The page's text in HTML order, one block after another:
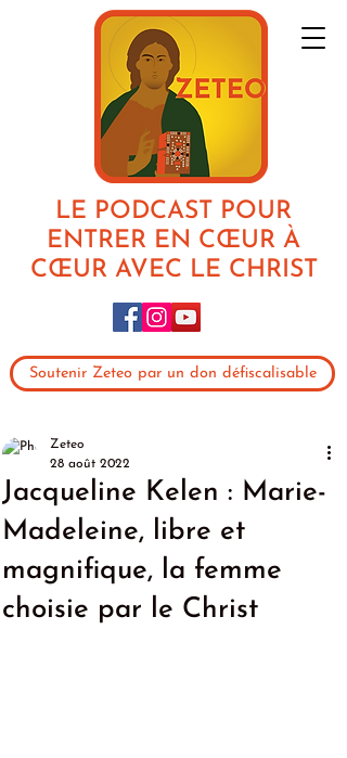
LE PODCAST POUR
ENTRER EN CŒUR À
CŒUR AVEC LE CHRIST
Soutenir Zeteo par un don défiscalisable
Jacqueline Kelen : Marie-
Madeleine, libre et
magnifique, la femme
choisie par le Christ
Zeteo
28 août 2022